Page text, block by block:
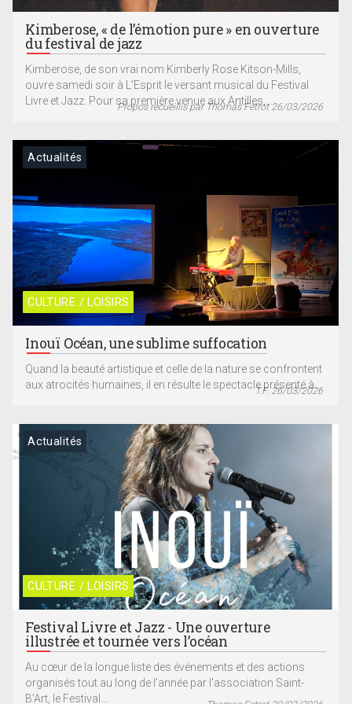
Kimberose, « de l’émotion pure » en ouverture
du festival de jazz
Kimberose, de son vrai nom Kimberly Rose Kitson-Mills,
ouvre samedi soir à L’Esprit le versant musical du Festival
Livre et Jazz. Pour sa première venue aux Antilles,...
Propos recueillis par Thomas Fetrot 26/03/2026
CULTURE / LOISIRS
Actualités
Inouï Océan, une sublime suffocation
Quand la beauté artistique et celle de la nature se confrontent
aux atrocités humaines, il en résulte le spectacle présenté à...
T.F. 26/03/2026
CULTURE / LOISIRS
Actualités
Festival Livre et Jazz - Une ouverture
illustrée et tournée vers l’océan
Au cœur de la longue liste des événements et des actions
organisés tout au long de l’année par l’association Saint-
B’Art, le Festival...